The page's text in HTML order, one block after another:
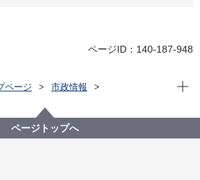
ページID：140-187-948
ページ
市政情報
記者発表 2024年度
ども国際平和シンポジウム」を初めて開
現在
ページトップへ